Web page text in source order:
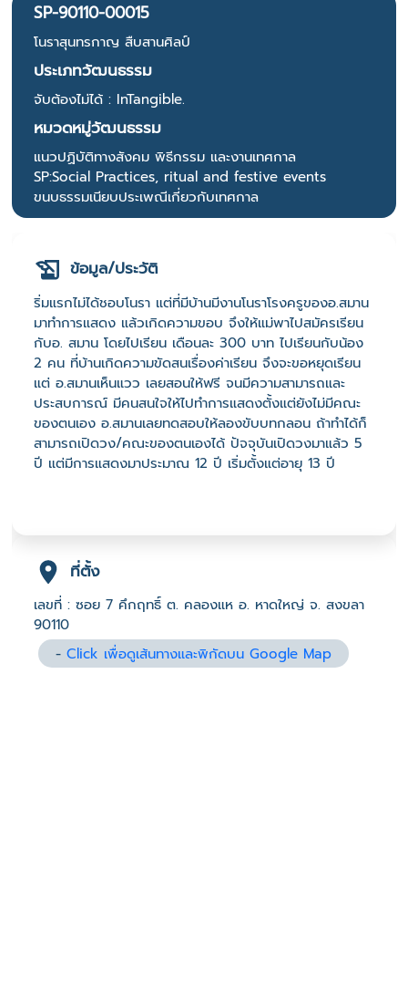
SP-90110-00015
โนราสุนทรกาญ สืบสานศิลป์
ประเภทวัฒนธรรม
จับต้องไม่ได้ : InTangible.
หมวดหมู่วัฒนธรรม
แนวปฏิบัติทางสังคม พิธีกรรม และงานเทศกาล
SP:Social Practices, ritual and festive events
ขนบธรรมเนียบประเพณีเกี่ยวกับเทศกาล
ข้อมูล/ประวัติ
ริ่มแรกไม่ได้ชอบโนรา แต่ที่มีบ้านมีงานโนราโรงครูของอ.สมาน
มาทำการแสดง แล้วเกิดความขอบ จึงให้แม่พาไปสมัครเรียน
กับอ. สมาน โดยไปเรียน เดือนละ 300 บาท ไปเรียนกับน้อง
2 คน ที่บ้านเกิดความขัดสนเรื่องค่าเรียน จึงจะขอหยุดเรียน
แต่ อ.สมานเห็นแวว เลยสอนให้ฟรี จนมีความสามารถและ
ประสบการณ์ มีคนสนใจให้ไปทำการแสดงตั้งแต่ยังไม่มีคณะ
ของตนเอง อ.สมานเลยทดสอบให้ลองขับบทกลอน ถ้าทำได้ก็
สามารถเปิดวง/คณะของตนเองได้ ปัจจุบันเปิดวงมาแล้ว 5
ปี แต่มีการแสดงมาประมาณ 12 ปี เริ่มตั้งแต่อายุ 13 ปี
ที่ตั้ง
เลขที่ : ซอย 7 คึกฤทธิ์ ต. คลองแห อ. หาดใหญ่ จ. สงขลา
90110
-Click เพื่อดูเส้นทางและพิกัดบน Google Map